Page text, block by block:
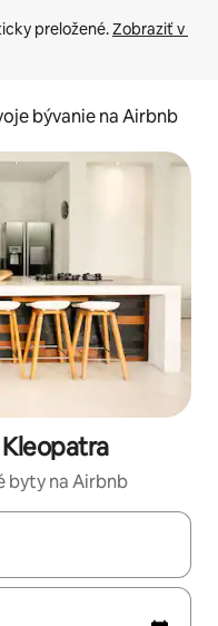
preložené. Zobraziť v
bývanie na Airbnb
byty na Airbnb
si ich prechádzať